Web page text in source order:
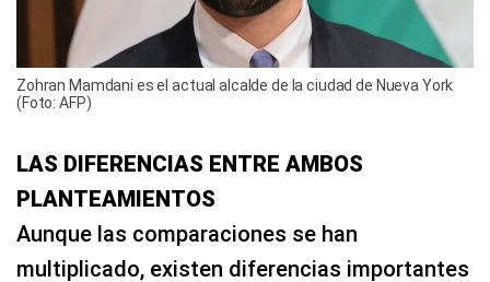
Zohran Mamdani es el actual alcalde de la ciudad de Nueva York
(Foto: AFP)
LAS DIFERENCIAS ENTRE AMBOS
PLANTEAMIENTOS
Aunque las comparaciones se han
multiplicado, existen diferencias importantes